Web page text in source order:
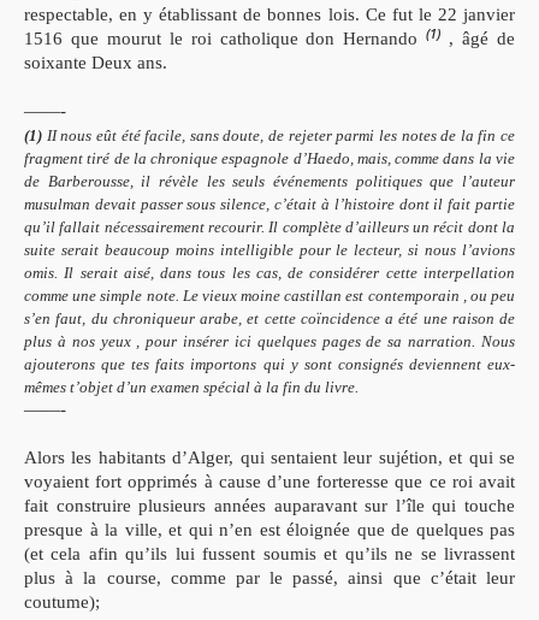
respectable, en y établissant de bonnes lois. Ce fut le 22 janvier
1516 que mourut le roi catholique don Hernando(1) , âgé de
soixante Deux ans.
——-
(1) II nous eût été facile, sans doute, de rejeter parmi les notes de la fin ce
fragment tiré de la chronique espagnole d’Haedo, mais, comme dans la vie
de Barberousse, il révèle les seuls événements politiques que l’auteur
musulman devait passer sous silence, c’était à l’histoire dont il fait partie
qu’il fallait nécessairement recourir. Il complète d’ailleurs un récit dont la
suite serait beaucoup moins intelligible pour le lecteur, si nous l’avions
omis. Il serait aisé, dans tous les cas, de considérer cette interpellation
comme une simple note. Le vieux moine castillan est contemporain , ou peu
s’en faut, du chroniqueur arabe, et cette coïncidence a été une raison de
plus à nos yeux , pour insérer ici quelques pages de sa narration. Nous
ajouterons que tes faits importons qui y sont consignés deviennent eux-
mêmes t’objet d’un examen spécial à la fin du livre.
——-
Alors les habitants d’Alger, qui sentaient leur sujétion, et qui se
voyaient fort opprimés à cause d’une forteresse que ce roi avait
fait construire plusieurs années auparavant sur l’île qui touche
presque à la ville, et qui n’en est éloignée que de quelques pas
(et cela afin qu’ils lui fussent soumis et qu’ils ne se livrassent
plus à la course, comme par le passé, ainsi que c’était leur
coutume);